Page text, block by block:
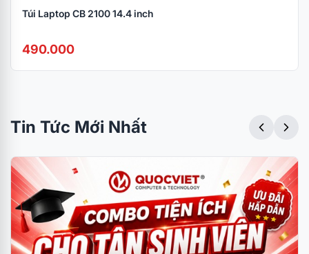
Túi Laptop CB 2100 14.4 inch
490.000
Tin Tức Mới Nhất